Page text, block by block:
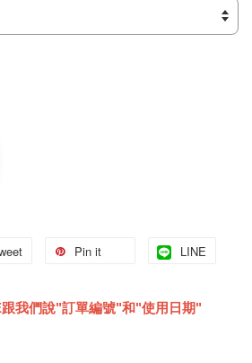
Pin it LINE
我們說"訂單編號"和"使用日期"